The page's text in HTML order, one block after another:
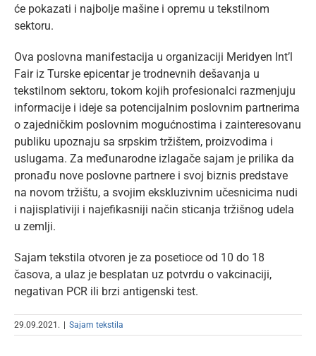
će pokazati i najbolje mašine i opremu u tekstilnom
sektoru.
Ova poslovna manifestacija u organizaciji Meridyen Int’l
Fair iz Turske epicentar je trodnevnih dešavanja u
tekstilnom sektoru, tokom kojih profesionalci razmenjuju
informacije i ideje sa potencijalnim poslovnim partnerima
o zajedničkim poslovnim mogućnostima i zainteresovanu
publiku upoznaju sa srpskim tržištem, proizvodima i
uslugama. Za međunarodne izlagače sajam je prilika da
pronađu nove poslovne partnere i svoj biznis predstave
na novom tržištu, a svojim ekskluzivnim učesnicima nudi
i najisplativiji i najefikasniji način sticanja tržišnog udela
u zemlji.
Sajam tekstila otvoren je za posetioce od 10 do 18
časova, a ulaz je besplatan uz potvrdu o vakcinaciji,
negativan PCR ili brzi antigenski test.
29.09.2021. Sajam tekstila